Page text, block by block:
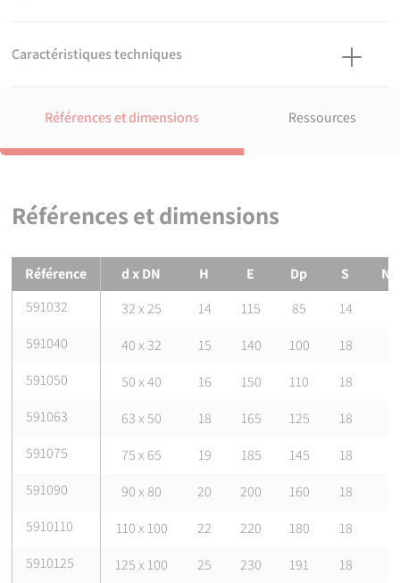
Caractéristiques techniques
PVC-U.
Références normatives
désignées PN
Références et dimensions Ressources
Références et dimensions
Références et dimensions de Bride PVC pleine
Référence d x DN H E Dp S
591032
32 x 25 14 115 85
14
591040
40 x 32 15 140 100
18
591050
50 x 40 16 150 110
18
591063
63 x 50 18 165 125
18
591075
75 x 65 19 185 145
18
591090
90 x 80 20 200 160
18
5910110
110 x 100 22 220 180
18
5910125
125 x 100 25 230 191
18